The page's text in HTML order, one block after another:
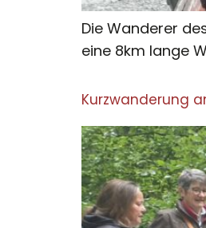
Die Wanderer
eine 8km lange
Kurzwanderung